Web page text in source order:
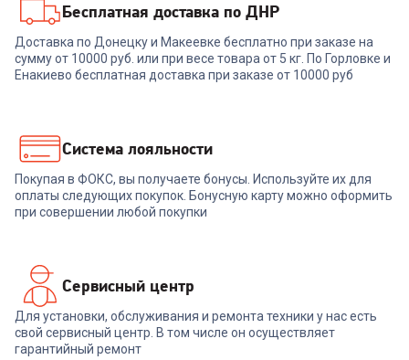
Планшет XIAOMI Redmi Pad 2
Pro 8/256GB Silver
27 999₽
В корзину
Бесплатная доставка по ДНР
Доставка по Донецку и Макеевке бесплатно при заказе на
сумму от 10000 руб. или при весе товара от 5 кг. По Горловке и
Енакиево бесплатная доставка при заказе от 10000 руб
Система лояльности
Покупая в ФОКС, вы получаете бонусы. Используйте их для
оплаты следующих покупок. Бонусную карту можно оформить
при совершении любой покупки
Сервисный центр
Для установки, обслуживания и ремонта техники у нас есть
свой сервисный центр. В том числе он осуществляет
гарантийный ремонт